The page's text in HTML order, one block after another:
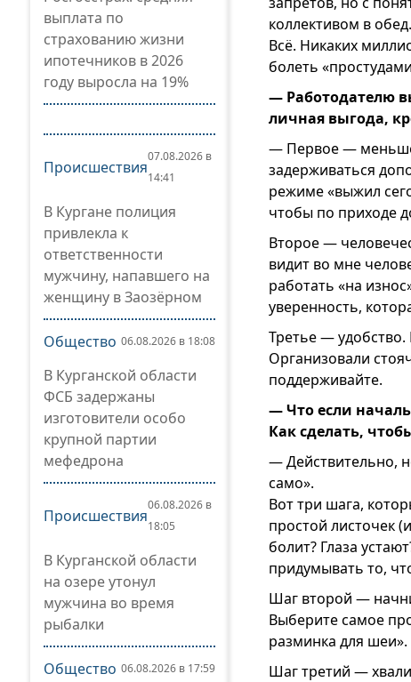
выплата по
страхованию жизни
ипотечников в 2026
году выросла на 19%
Происшествия
07.08.2026 в
14:41
В Кургане полиция
привлекла к
ответственности
мужчину, напавшего на
женщину в Заозёрном
Общество 06.08.2026 в 18:08
В Курганской области
ФСБ задержаны
изготовители особо
крупной партии
мефедрона
Происшествия
06.08.2026 в
18:05
В Курганской области
на озере утонул
мужчина во время
рыбалки
Общество 06.08.2026 в 17:59
коллективом в обед.
Всё. Никаких
болеть
— Работодателю
личная выгода,
— Первое — меньше
задерживаться
режиме «выжил
чтобы по приходе
Второе —
видит во мне
работать «на
уверенность,
Третье —
Организовали
поддерживайте.
— Что если
Как сделать,
— Действительно,
само».
Вот три шага,
простой листочек
болит? Глаза
придумывать то,
Шаг второй —
Выберите самое
разминка для
Шаг третий —